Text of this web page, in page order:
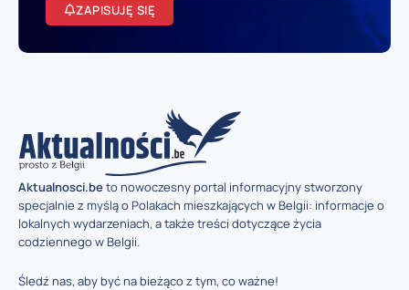
ZAPISUJĘ SIĘ
Aktualnosci.beto nowoczesny portal informacyjny stworzony
specjalnie z myślą o Polakach mieszkających w Belgii: informacje o
lokalnych wydarzeniach, a także treści dotyczące życia
codziennego w Belgii.
Śledź nas, aby być na bieżąco z tym, co ważne!